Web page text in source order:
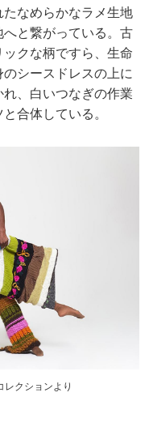
なめらかなラメ生地
と繋がっている。古
クな柄ですら、生命
シースドレスの上に
、白いつなぎの作業
合体している。
レクションより